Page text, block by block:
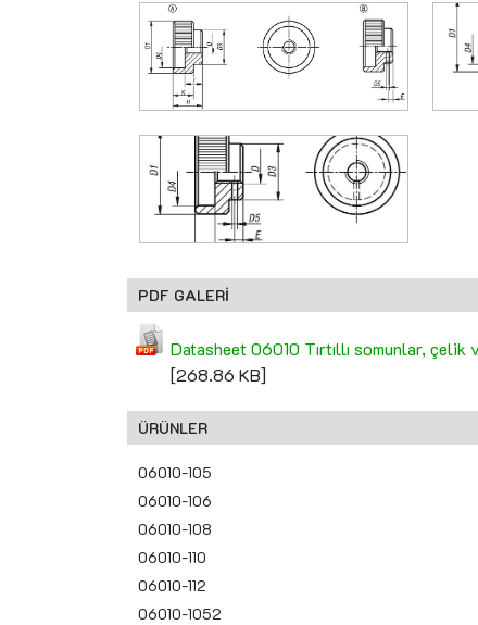
PDF GALERİ
Datasheet 06010 Tırtıllı somunlar,
[268.86 KB]
ÜRÜNLER
06010-105
06010-106
06010-108
06010-110
06010-112
06010-1052